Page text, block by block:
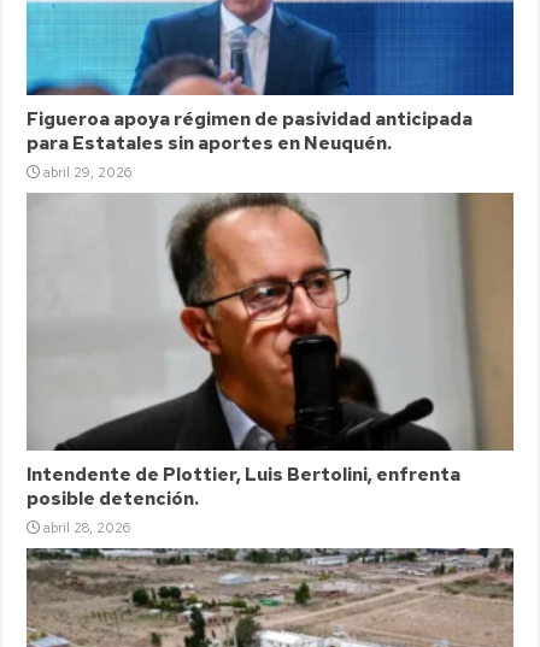
Figueroa apoya régimen de pasividad anticipada
para Estatales sin aportes en Neuquén.
abril 29, 2026
Intendente de Plottier, Luis Bertolini, enfrenta
posible detención.
abril 28, 2026